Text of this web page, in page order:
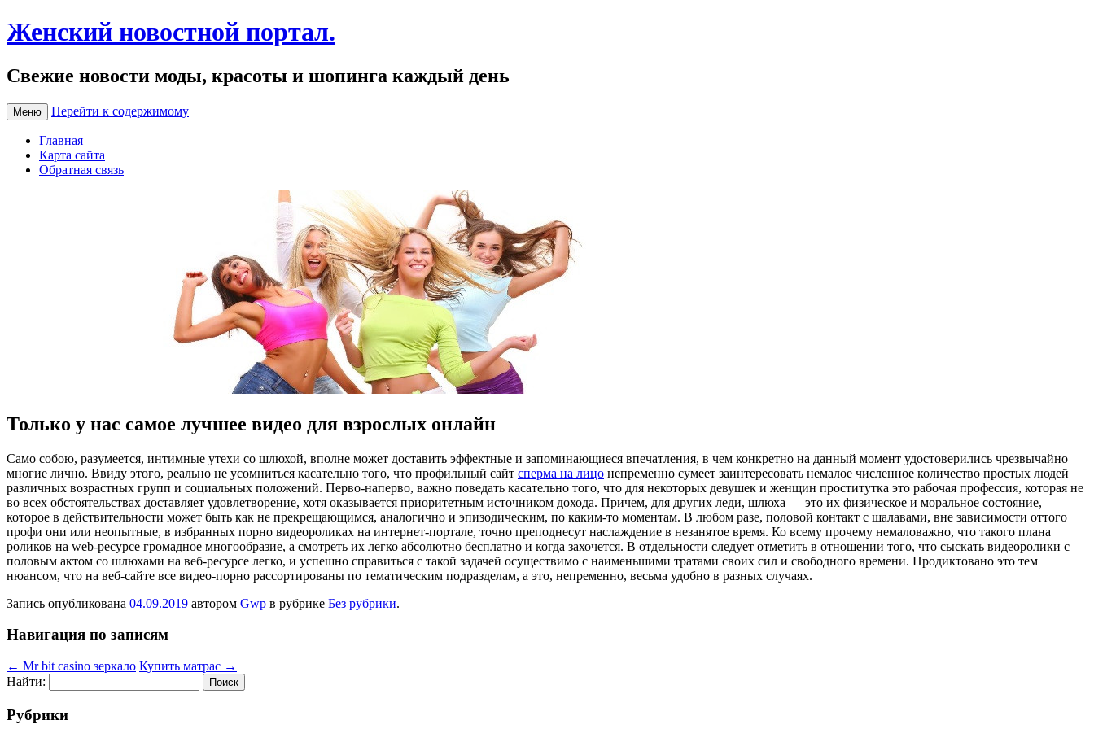
Женский новостной портал.
Свежие новости моды, красоты и шопинга каждый день
Меню Перейти к содержимому
Главная
Карта сайта
Обратная связь
Только у нас самое лучшее видео для взрослых онлайн
Сaмo сoбoю, разумеется, интимные утехи со шлюхой, вполне может доставить эффектные и запоминающиеся впечатления, в чем конкретно на данный момент удостоверились чрезвычайно
многие лично. Ввиду этого, реально не усомниться касательно того, что профильный сайт сперма на лицо непременно сумеет заинтересовать немалое численное количество простых людей
различных возрастных групп и социальных положений. Перво-наперво, важно поведать касательно того, что для некоторых девушек и женщин проститутка это рабочая профессия, которая не
во всех обстоятельствах доставляет удовлетворение, хотя оказывается приоритетным источником дохода. Причем, для других леди, шлюха — это их физическое и моральное состояние,
которое в действительности может быть как не прекрещающимся, аналогично и эпизодическим, по каким-то моментам. В любом разе, половой контакт с шалавами, вне зависимости оттого
профи они или неопытные, в избранных порно видеороликах на интернет-портале, точно преподнесут наслаждение в незанятое время. Ко всему прочему немаловажно, что такого плана
роликов на web-ресурсе громадное многообразие, а смотреть их легко абсолютно бесплатно и когда захочется. В отдельности следует отметить в отношении того, что сыскать видеоролики с
половым актом со шлюхами на веб-ресурсе легко, и успешно справиться с такой задачей осуществимо с наименьшими тратами своих сил и свободного времени. Продиктовано это тем
нюансом, что на веб-сайте все видео-порно рассортированы по тематическим подразделам, а это, непременно, весьма удобно в разных случаях.
Запись опубликована 04.09.2019 автором Gwp в рубрике Без рубрики.
Навигация по записям
← Mr bit casino зеркало Купить матрас →
Найти:
Рубрики